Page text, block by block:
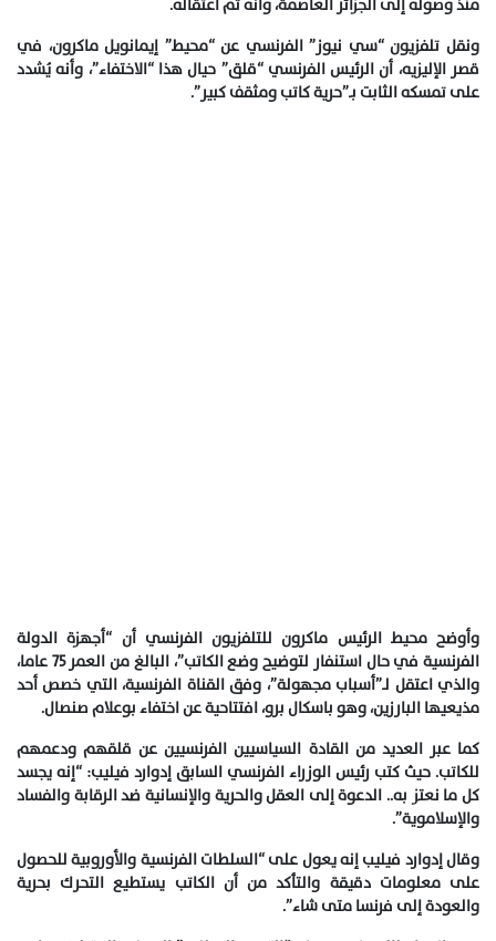
ونقل تلفزيون “سي نيوز” الفرنسي عن “محيط” إيمانويل ماكرون، في
قصر الإليزيه، أن الرئيس الفرنسي “قلق” حيال هذا “الاختفاء”، وأنه يُشدد
على تمسكه الثابت بـ”حرية كاتب ومثقف كبير”.
وأوضح محيط الرئيس ماكرون للتلفزيون الفرنسي أن “أجهزة الدولة
الفرنسية في حال استنفار لتوضيح وضع الكاتب”، البالغ من العمر 75 عاما،
والذي اعتقل لـ”أسباب مجهولة”، وفق القناة الفرنسية، التي خصص أحد
مذيعيها البارزين، وهو باسكال برو، افتتاحية عن اختفاء بوعلام صنصال.
كما عبر العديد من القادة السياسيين الفرنسيين عن قلقهم ودعمهم
للكاتب. حيث كتب رئيس الوزراء الفرنسي السابق إدوارد فيليب: “إنه يجسد
كل ما نعتز به.. الدعوة إلى العقل والحرية والإنسانية ضد الرقابة والفساد
والإسلاموية”.
وقال إدوارد فيليب إنه يعول على “السلطات الفرنسية والأوروبية للحصول
على معلومات دقيقة والتأكد من أن الكاتب يستطيع التحرك بحرية
والعودة إلى فرنسا متى شاء”.